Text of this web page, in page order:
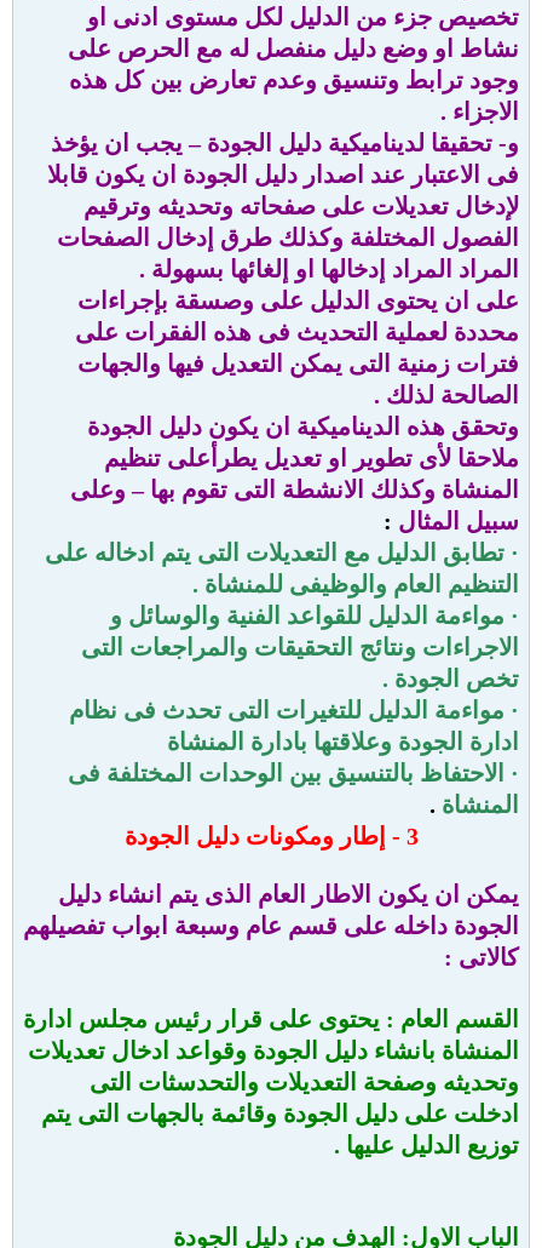
تخصيص جزء من الدليل لكل مستوى ادنى او
نشاط او وضع دليل منفصل له مع الحرص على
وجود ترابط وتنسيق وعدم تعارض بين كل هذه
الاجزاء .
و- تحقيقا لديناميكية دليل الجودة – يجب ان يؤخذ
فى الاعتبار عند اصدار دليل الجودة ان يكون قابلا
لإدخال تعديلات على صفحاته وتحديثه وترقيم
الفصول المختلفة وكذلك طرق إدخال الصفحات
المراد المراد إدخالها او إلغائها بسهولة .
على ان يحتوى الدليل على وصسقة بإجراءات
محددة لعملية التحديث فى هذه الفقرات على
فترات زمنية التى يمكن التعديل فيها والجهات
الصالحة لذلك .
وتحقق هذه الديناميكية ان يكون دليل الجودة
ملاحقا لأى تطوير او تعديل يطرأعلى تنظيم
المنشاة وكذلك الانشطة التى تقوم بها – وعلى
سبيل المثال :
· تطابق الدليل مع التعديلات التى يتم ادخاله على
التنظيم العام والوظيفى للمنشاة .
· مواءمة الدليل للقواعد الفنية والوسائل و
الاجراءات ونتائج التحقيقات والمراجعات التى
تخص الجودة .
· مواءمة الدليل للتغيرات التى تحدث فى نظام
ادارة الجودة وعلاقتها بادارة المنشاة
· الاحتفاظ بالتنسيق بين الوحدات المختلفة فى
المنشاة .
3 -
إطار ومكونات دليل الجودة
يمكن ان يكون الاطار العام الذى يتم انشاء دليل
الجودة داخله على قسم عام وسبعة ابواب تفصيلهم
كالاتى :
القسم العام : يحتوى على قرار رئيس مجلس ادارة
المنشاة بانشاء دليل الجودة وقواعد ادخال تعديلات
وتحديثه وصفحة التعديلات والتحدسثات التى
ادخلت على دليل الجودة وقائمة بالجهات التى يتم
توزيع الدليل عليها .
الباب الاول: الهدف من دليل الجودة